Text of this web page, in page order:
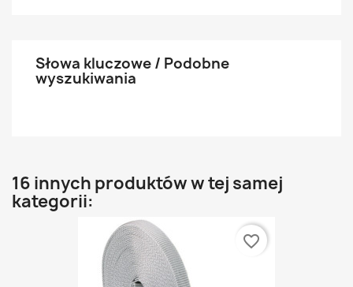
Słowa kluczowe / Podobne
wyszukiwania
16 innych produktów w tej samej
kategorii:
favorite_border